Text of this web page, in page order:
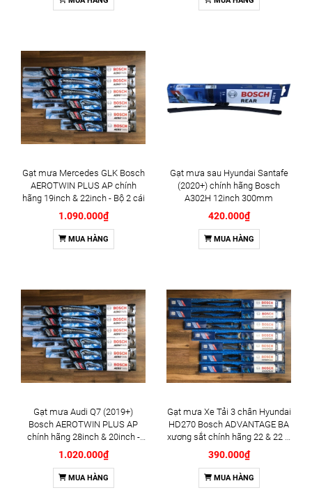
Gạt mưa Mercedes GLK Bosch
AEROTWIN PLUS AP chính
hãng 19inch & 22inch - Bộ 2 cái
1.090.000₫
MUA HÀNG
Gạt mưa sau Hyundai Santafe
(2020+) chính hãng Bosch
A302H 12inch 300mm
420.000₫
MUA HÀNG
Gạt mưa Audi Q7 (2019+)
Bosch AEROTWIN PLUS AP
chính hãng 28inch & 20inch -
Bộ 2 cái
1.020.000₫
MUA HÀNG
Gạt mưa Xe Tải 3 chân Hyundai
HD270 Bosch ADVANTAGE BA
xương sắt chính hãng 22 & 22 &
22inch - Bộ 3 cái
390.000₫
MUA HÀNG